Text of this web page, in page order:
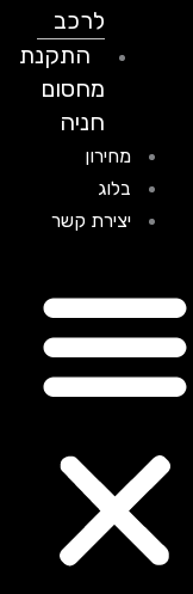
לרכב
התקנת
מחסום
חניה
מחירון
בלוג
יצירת קשר